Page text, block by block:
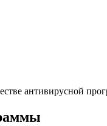
антивирусной